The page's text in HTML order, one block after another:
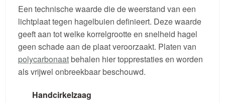
Een technische waarde die de weerstand van een
lichtplaat tegen hagelbuien definieert. Deze waarde
geeft aan tot welke korrelgrootte en snelheid hagel
geen schade aan de plaat veroorzaakt. Platen van
polycarbonaatbehalen hier topprestaties en worden
als vrijwel onbreekbaar beschouwd.
Handcirkelzaag